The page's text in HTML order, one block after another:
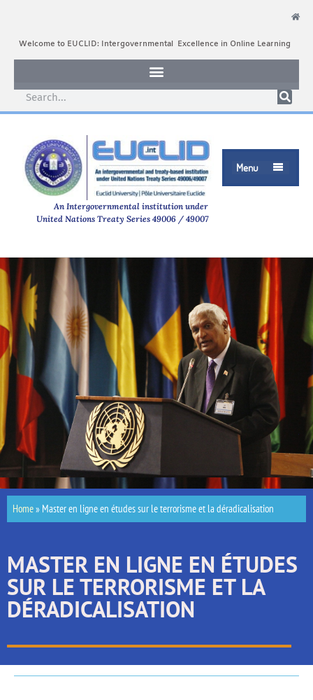
Welcome to EUCLID: Intergovernmental Excellence in Online Learning
Menu 
An Intergovernmental institution under
United Nations Treaty Series 49006 / 49007
Home» Master en ligne en études sur le terrorisme et la déradicalisation
MASTER EN LIGNE EN ÉTUDES
SUR LE TERRORISME ET LA
DÉRADICALISATION